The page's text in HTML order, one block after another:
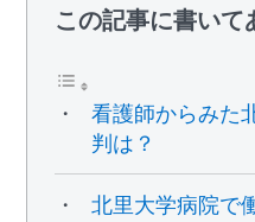
この記事に書いて
看護師からみた
判は？
北里大学病院で